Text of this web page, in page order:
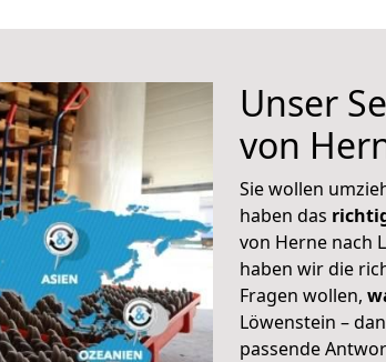
Unser
von
Sie wollen
haben das
von Herne nach
haben wir die
Fragen wollen,
Löwenstein –
passende